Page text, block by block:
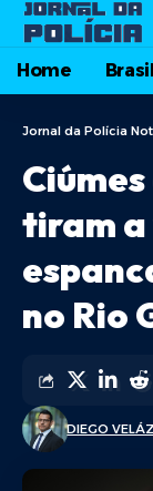
Home Brasil
Jornal da Polícia
tiram a
no Rio
DIEGO